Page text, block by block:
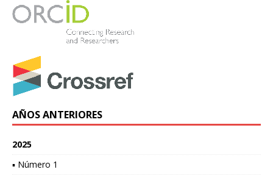
AÑOS ANTERIORES
2025
▪ Número 1